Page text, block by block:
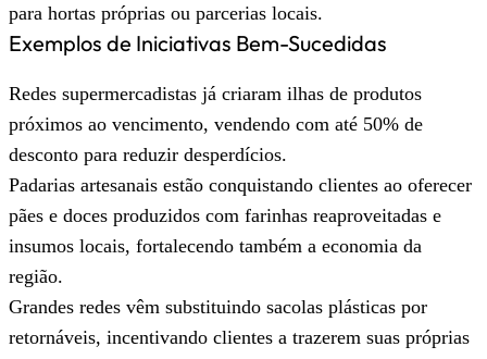
para hortas próprias ou parcerias locais.
Exemplos de Iniciativas Bem-Sucedidas
Redes supermercadistas já criaram ilhas de produtos
próximos ao vencimento, vendendo com até 50% de
desconto para reduzir desperdícios.
Padarias artesanais estão conquistando clientes ao oferecer
pães e doces produzidos com farinhas reaproveitadas e
insumos locais, fortalecendo também a economia da
região.
Grandes redes vêm substituindo sacolas plásticas por
retornáveis, incentivando clientes a trazerem suas próprias